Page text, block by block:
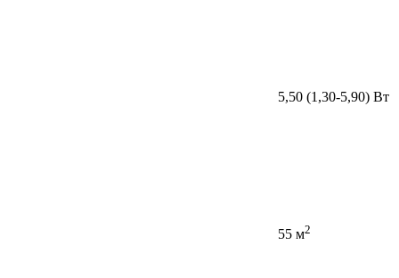
5,50 (1,30-5,90) Вт
55 м2